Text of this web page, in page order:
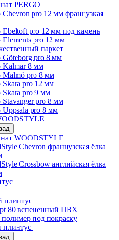
PERGO
Chevron pro 12 мм французкая
Ebeltoft pro 12 мм под камень
Elements pro 12 мм
паркет
Göteborg pro 8 мм
Kalmar 8 мм
Malmö pro 8 мм
Skara pro 12 мм
Skara pro 9 мм
Stavanger pro 8 мм
Uppsala pro 8 мм
WOODSTYLE
Chevron французская ёлка
Crossbow английская ёлка
плинтус
80 вспененный ПВХ
под покраску
плинтус